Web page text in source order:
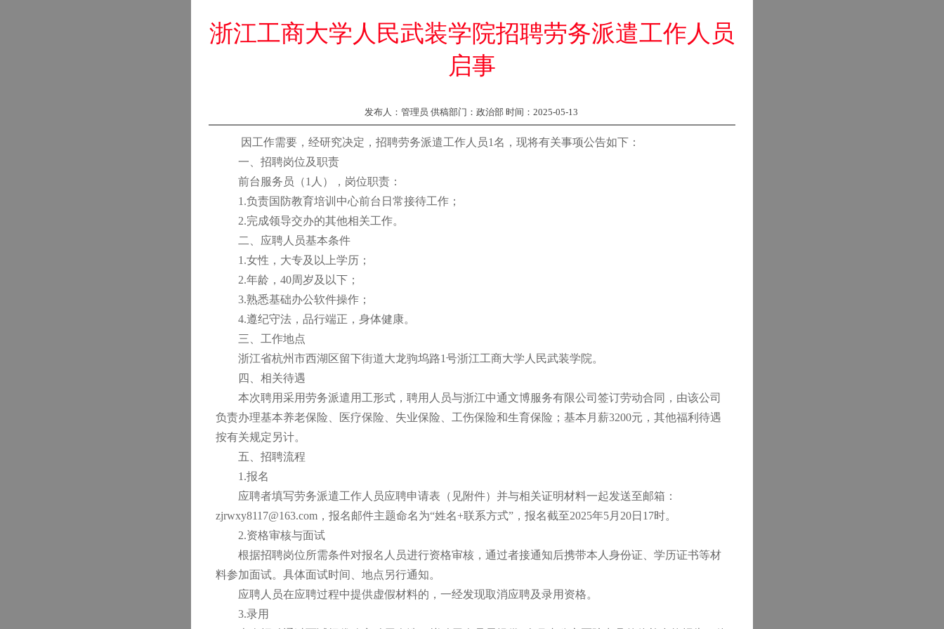
浙江工商大学人民武装学院招聘劳务派遣工作人员
启事
发布人：管理员 供稿部门：政治部 时间：2025-05-13
因工作需要，经研究决定，招聘劳务派遣工作人员1名，现将有关事项公告如下：
一、招聘岗位及职责
前台服务员（1人），岗位职责：
1.负责国防教育培训中心前台日常接待工作；
2.完成领导交办的其他相关工作。
二、应聘人员基本条件
1.女性，大专及以上学历；
2.年龄，40周岁及以下；
3.熟悉基础办公软件操作；
4.遵纪守法，品行端正，身体健康。
三、工作地点
浙江省杭州市西湖区留下街道大龙驹坞路1号浙江工商大学人民武装学院。
四、相关待遇
本次聘用采用劳务派遣用工形式，聘用人员与浙江中通文博服务有限公司签订劳动合同，由该公司
负责办理基本养老保险、医疗保险、失业保险、工伤保险和生育保险；基本月薪3200元，其他福利待遇
按有关规定另计。
五、招聘流程
1.报名
应聘者填写劳务派遣工作人员应聘申请表（见附件）并与相关证明材料一起发送至邮箱：
zjrwxy8117@163.com，报名邮件主题命名为“姓名+联系方式”，报名截至2025年5月20日17时。
2.资格审核与面试
根据招聘岗位所需条件对报名人员进行资格审核，通过者接通知后携带本人身份证、学历证书等材
料参加面试。具体面试时间、地点另行通知。
应聘人员在应聘过程中提供虚假材料的，一经发现取消应聘及录用资格。
3.录用